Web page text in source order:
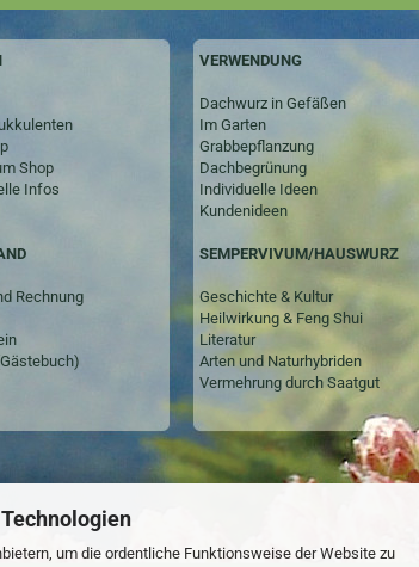
um die ordentliche Funktionsweise der Website zu
Shop
Infos
Rechnung
VERWENDUNG
Dachwurz in Gefäßen
Im Garten
Grabbepflanzung
Dachbegrünung
Individuelle Ideen
Kundenideen
SEMPERVIVUM/HAUSWURZ
Geschichte & Kultur
Heilwirkung & Feng Shui
Literatur
Arten und Naturhybriden
Vermehrung durch Saatgut